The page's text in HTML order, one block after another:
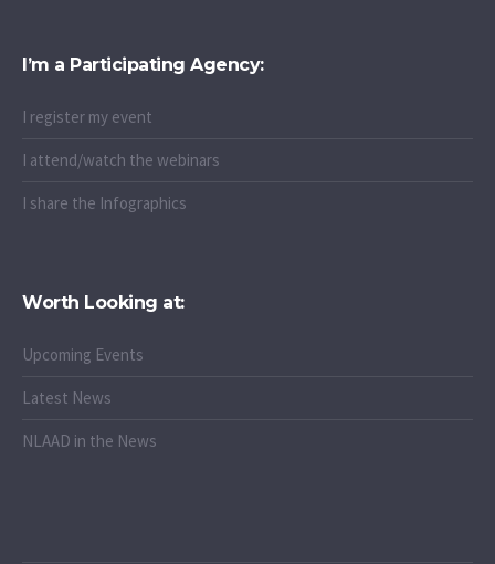
I’m a Participating Agency:
I register my event
I attend/watch the webinars
I share the Infographics
Worth Looking at:
Upcoming Events
Latest News
NLAAD in the News